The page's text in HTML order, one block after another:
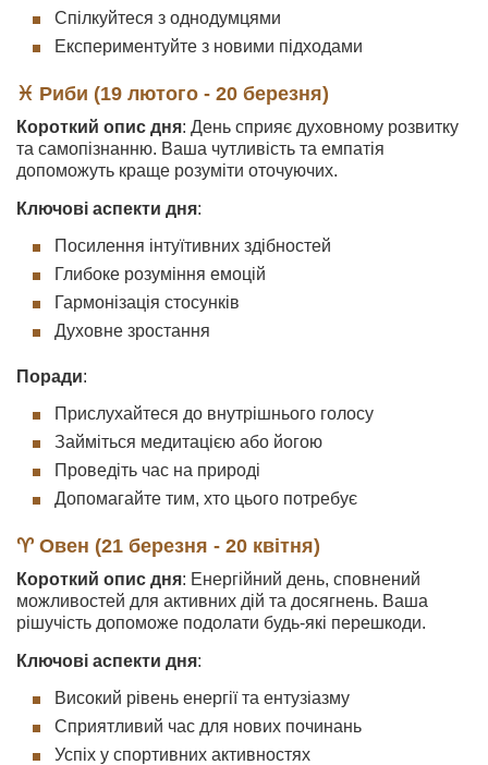
Спілкуйтеся з однодумцями
Експериментуйте з новими підходами
♓ Риби (19 лютого - 20 березня)
Короткий опис дня: День сприяє духовному розвитку
та самопізнанню. Ваша чутливість та емпатія
допоможуть краще розуміти оточуючих.
Ключові аспекти дня:
Посилення інтуїтивних здібностей
Глибоке розуміння емоцій
Гармонізація стосунків
Духовне зростання
Поради:
Прислухайтеся до внутрішнього голосу
Займіться медитацією або йогою
Проведіть час на природі
Допомагайте тим, хто цього потребує
♈ Овен (21 березня - 20 квітня)
Короткий опис дня: Енергійний день, сповнений
можливостей для активних дій та досягнень. Ваша
рішучість допоможе подолати будь-які перешкоди.
Ключові аспекти дня:
Високий рівень енергії та ентузіазму
Сприятливий час для нових починань
Успіх у спортивних активностях